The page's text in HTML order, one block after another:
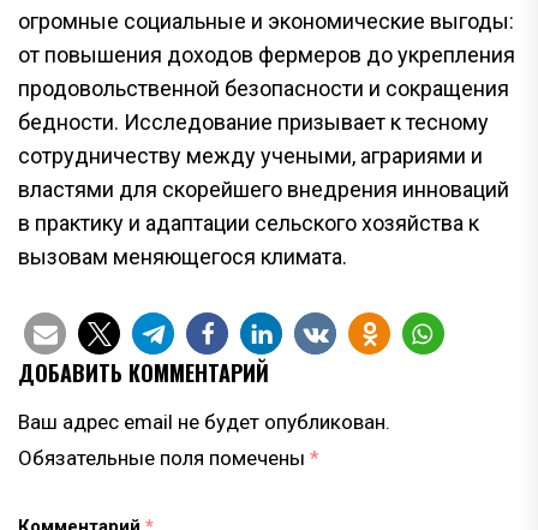
огромные социальные и экономические выгоды:
от повышения доходов фермеров до укрепления
продовольственной безопасности и сокращения
бедности. Исследование призывает к тесному
сотрудничеству между учеными, аграриями и
властями для скорейшего внедрения инноваций
в практику и адаптации сельского хозяйства к
вызовам меняющегося климата.
ДОБАВИТЬ КОММЕНТАРИЙ
Ваш адрес email не будет опубликован.
Обязательные поля помечены *